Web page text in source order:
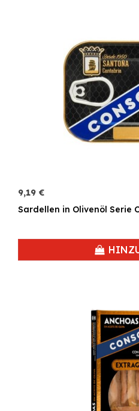
9,19 €
Sardellen in Olivenöl Serie